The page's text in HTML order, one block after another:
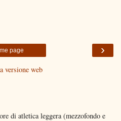
›
page
versione web
di atletica leggera (mezzofondo e